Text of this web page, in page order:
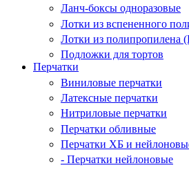
Ланч-боксы одноразовые
Лотки из вспененного
Лотки из полипропилена
Подложки для тортов
Перчатки
Виниловые перчатки
Латексные перчатки
Нитриловые перчатки
Перчатки обливные
Перчатки ХБ и
- Перчатки нейлоновые